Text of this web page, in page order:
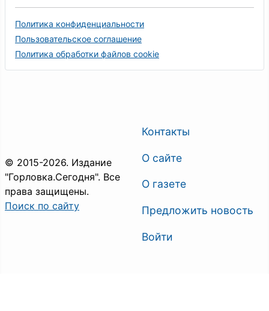
Политика конфиденциальности
Пользовательское соглашение
Политика обработки файлов cookie
© 2015-2026. Издание
"Горловка.Сегодня". Все
права защищены.
Поиск по сайту
Контакты
О сайте
О газете
Предложить новость
Войти